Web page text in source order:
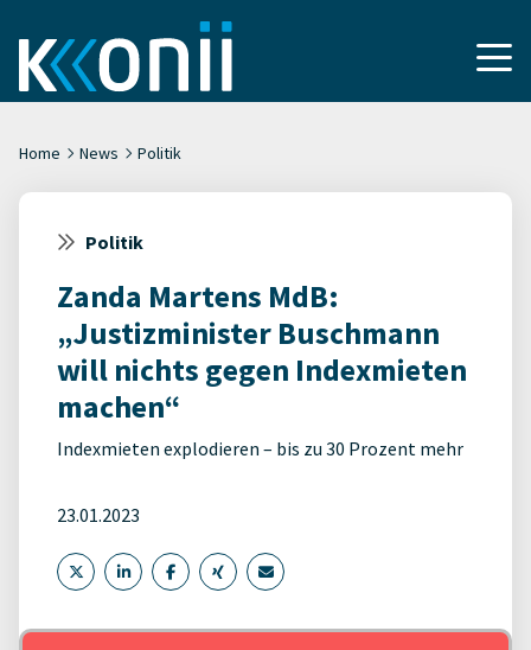
Home News Politik
Politik
Zanda Martens MdB:
„Justizminister Buschmann
will nichts gegen Indexmieten
machen“
Indexmieten explodieren – bis zu 30 Prozent mehr
23.01.2023